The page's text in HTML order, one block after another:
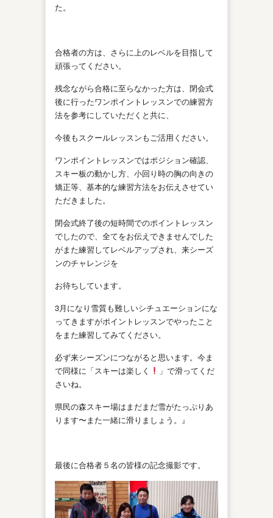
た。
合格者の方は、さらに上のレベルを目指して
頑張ってください。
残念ながら合格に至らなかった方は、閉会式
後に行ったワンポイントレッスンでの練習方
法を参考にしていただくと共に、
今後もスクールレッスンもご活用ください。
ワンポイントレッスンではポジション確認、
スキー板の動かし方、小回り時の胸の向きの
矯正等、基本的な練習方法をお伝えさせてい
ただきました。
閉会式終了後の短時間でのポイントレッスン
でしたので、全てをお伝えできませんでした
がまた練習してレベルアップされ、来シーズ
ンのチャレンジを
お待ちしています。
3月になり雪質も難しいシチュエーションにな
ってきますがポイントレッスンでやったこと
をまた練習してみてください。
必ず来シーズンにつながると思います。今ま
で同様に「スキーは楽しく
」で滑ってくだ
さいね。
県民の森スキー場はまだまだ雪がたっぷりあ
ります〜また一緒に滑りましょう。』
最後に合格者５名の皆様の記念撮影です。